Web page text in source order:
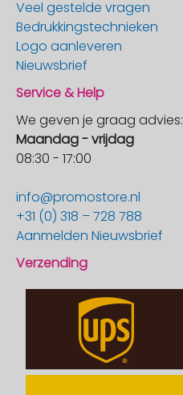
Veel gestelde vragen
Bedrukkingstechnieken
Logo aanleveren
Nieuwsbrief
Service & Help
We geven je graag advies:
Maandag - vrijdag
08:30 - 17:00
info@promostore.nl
+31 (0) 318 – 728 788
Aanmelden Nieuwsbrief
Verzending